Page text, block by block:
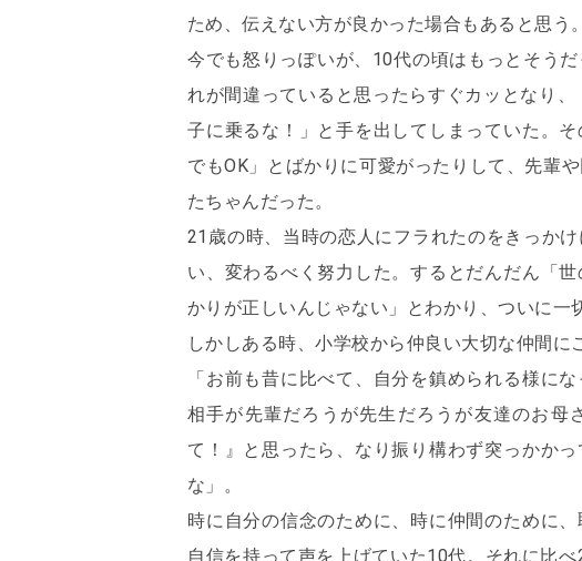
ため、伝えない方が良かった場合もあると思う。
今でも怒りっぽいが、10代の頃はもっとそう
れが間違っていると思ったらすぐカッとなり
子に乗るな！」と手を出してしまっていた。
でもOK」とばかりに可愛がったりして、先輩
たちゃんだった。
21歳の時、当時の恋人にフラれたのをきっか
い、変わるべく努力した。するとだんだん「
かりが正しいんじゃない」とわかり、ついに一
しかしある時、小学校から仲良い大切な仲間に
「お前も昔に比べて、自分を鎮められる様に
相手が先輩だろうが先生だろうが友達のお母
て！』と思ったら、なり振り構わず突っかか
な」。
時に自分の信念のために、時に仲間のために
自信を持って声を上げていた10代。それに比